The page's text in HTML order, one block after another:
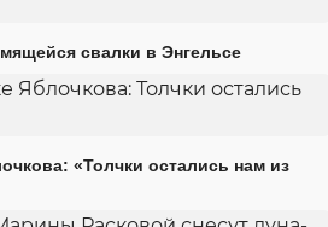
свалки в Энгельсе
«Толчки остались нам из